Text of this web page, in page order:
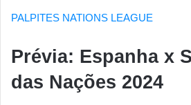
PALPITES NATIONS LEAGUE
Prévia: Espanha x
das Nações 2024